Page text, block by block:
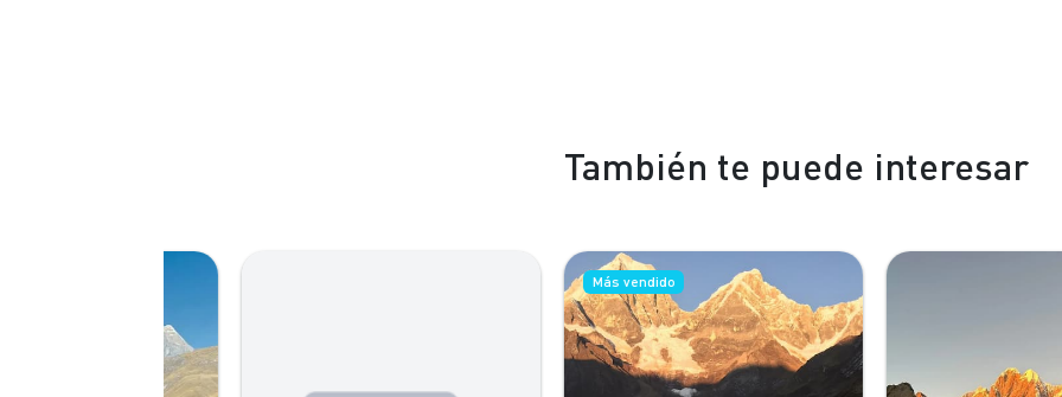
También te puede interesar
Más vendido